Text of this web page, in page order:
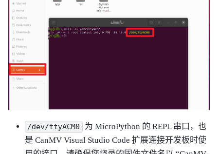
/dev/ttyACM0
为 MicroPython 的 REPL 串口，也
是 CanMV Visual Studio Code 扩展连接开发板时使